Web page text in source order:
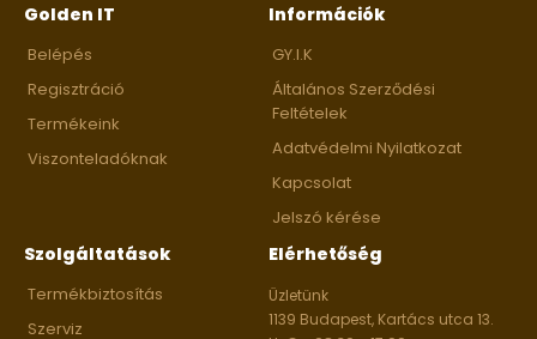
Golden IT
Belépés
Regisztráció
Termékeink
Viszonteladóknak
Információk
GY.I.K
Általános Szerződési
Feltételek
Adatvédelmi Nyilatkozat
Kapcsolat
Jelszó kérése
Szolgáltatások
Termékbiztosítás
Szerviz
Elérhetőség
Üzletünk
1139 Budapest, Kartács utca 13.